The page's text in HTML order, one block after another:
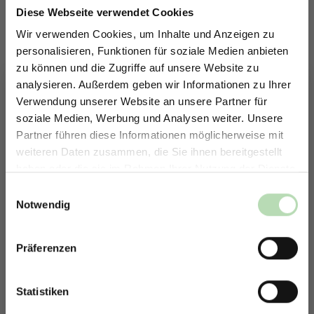
Diese Webseite verwendet Cookies
Wir verwenden Cookies, um Inhalte und Anzeigen zu
personalisieren, Funktionen für soziale Medien anbieten
zu können und die Zugriffe auf unsere Website zu
analysieren. Außerdem geben wir Informationen zu Ihrer
Verwendung unserer Website an unsere Partner für
soziale Medien, Werbung und Analysen weiter. Unsere
Partner führen diese Informationen möglicherweise mit
weiteren Daten zusammen, die Sie ihnen bereitgestellt
Notwendig
Präferenzen
Statistiken
Gesamtbilder
Für eine schöne Raumästhetik
Material: MDF, Größe: 4x 600x600x21mm
Farbeauswählen
Grey OakOak Walnut
In den Warenkorb
Ob als stilvolle Dekowand im Wohnzimmer, als akustische
Lösung im Flur und offene Wohnbereiche oder als Design-
ERHALTE 5% RABATT AUF
DEINE RÜCKWÄNDE